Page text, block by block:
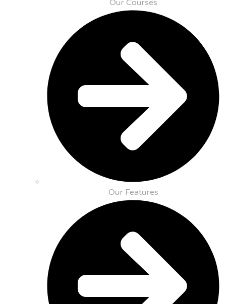
Our Courses
Our Features